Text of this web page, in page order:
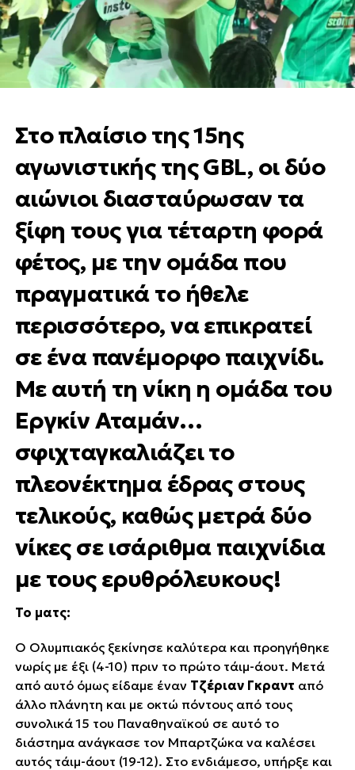
Στο πλαίσιο της 15ης
αγωνιστικής της GBL, οι δύο
αιώνιοι διασταύρωσαν τα
ξίφη τους για τέταρτη φορά
φέτος, με την ομάδα που
πραγματικά το ήθελε
περισσότερο, να επικρατεί
σε ένα πανέμορφο παιχνίδι.
Με αυτή τη νίκη η ομάδα του
Εργκίν Αταμάν…
σφιχταγκαλιάζει το
πλεονέκτημα έδρας στους
τελικούς, καθώς μετρά δύο
νίκες σε ισάριθμα παιχνίδια
με τους ερυθρόλευκους!
Το ματς:
Ο Ολυμπιακός ξεκίνησε καλύτερα και προηγήθηκε
νωρίς με έξι (4-10) πριν το πρώτο τάιμ-άουτ. Μετά
από αυτό όμως είδαμε έναν Τζέριαν Γκραντ από
άλλο πλάνητη και με οκτώ πόντους από τους
συνολικά 15 του Παναθηναϊκού σε αυτό το
διάστημα ανάγκασε τον Μπαρτζώκα να καλέσει
αυτός τάιμ-άουτ (19-12). Στο ενδιάμεσο, υπήρξε και